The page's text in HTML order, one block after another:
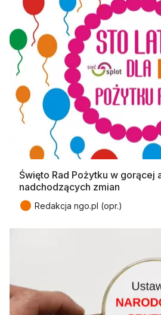
Święto Rad Pożytku w gorącej
nadchodzących zmian
● Redakcja ngo.pl (opr.)